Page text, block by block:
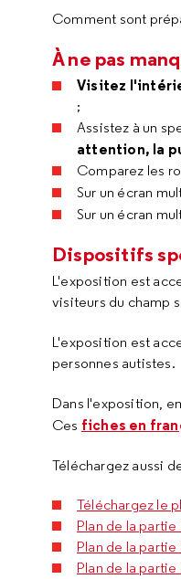
Comment sont
À ne pas
Visitez
;
Assistez à un
attention, la
Comparez les
Sur un écran
Sur un écran
Dispositifs
L'exposition est
visiteurs du champ
L'exposition est
personnes autistes.
Dans l'exposition,
Ces fiches en
Téléchargez aussi
Téléchargez le
Plan de la partie
Plan de la partie
Plan de la partie